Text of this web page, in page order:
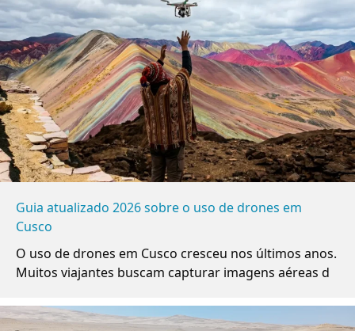
Guia atualizado 2026 sobre o uso de drones em
Cusco
O uso de drones em Cusco cresceu nos últimos anos.
Muitos viajantes buscam capturar imagens aéreas d